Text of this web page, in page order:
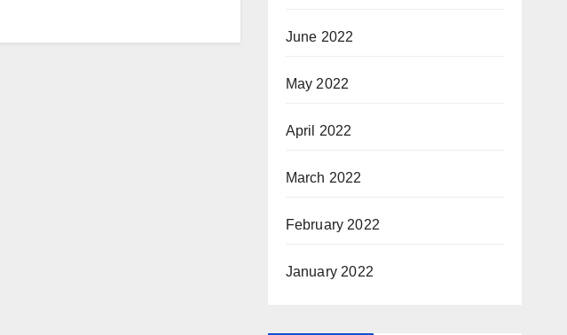
June 2022
May 2022
April 2022
March 2022
February 2022
January 2022